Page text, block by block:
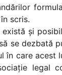
scris.
și
se dezbată
în care acest
legal